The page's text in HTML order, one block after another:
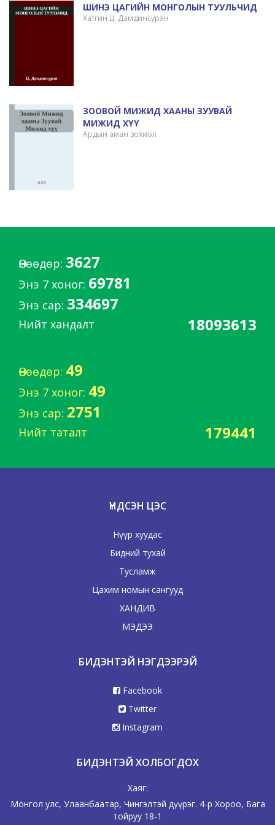
ШИНЭ ЦАГИЙН МОНГОЛЫН ТУУЛЬЧИД
Хатгин Ц. Дамдинсүрэн
ЗООВОЙ МИЖИД ХААНЫ ЗУУВАЙ
МИЖИД ХҮҮ
Ардын аман зохиол
Өнөөдөр: 3627
Энэ 7 хоног: 69781
Энэ сар: 334697
Нийт хандалт 18093613
Өнөөдөр: 49
Энэ 7 хоног: 49
Энэ сар: 2751
Нийт таталт 179441
ҮНДСЭН ЦЭС
Нүүр хуудас
Бидний тухай
Тусламж
Цахим номын сангууд
ХАНДИВ
МЭДЭЭ
БИДЭНТЭЙ НЭГДЭЭРЭЙ
Facebook
Twitter
Instagram
БИДЭНТЭЙ ХОЛБОГДОХ
Хаяг:
Монгол улс, Улаанбаатар, Чингэлтэй дүүрэг. 4-р Хороо, Бага
тойруу 18-1